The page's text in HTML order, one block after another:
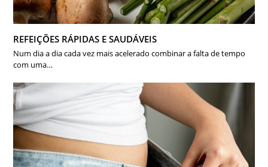
REFEIÇÕES RÁPIDAS E SAUDÁVEIS
Num dia a dia cada vez mais acelerado combinar a falta de tempo
com uma…